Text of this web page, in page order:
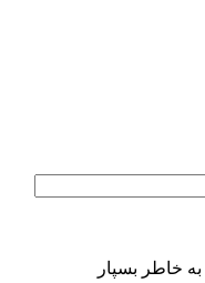
بسپار